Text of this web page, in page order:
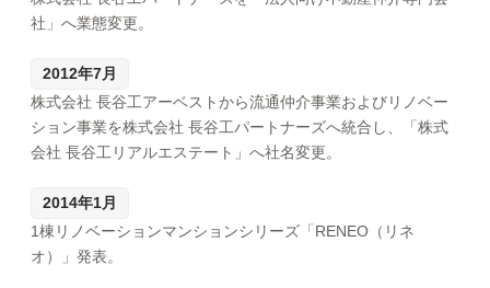
社」へ業態変更。
2012年7月
株式会社 長谷工アーベストから流通仲介事業およびリノベー
ション事業を株式会社 長谷工パートナーズへ統合し、「株式
会社 長谷工リアルエステート」へ社名変更。
2014年1月
1棟リノベーションマンションシリーズ「RENEO（リネ
オ）」発表。